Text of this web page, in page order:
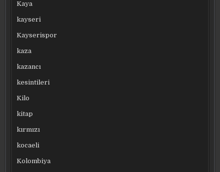
Kaya
kayseri
Kayserispor
kaza
kazancı
kesintileri
Kilo
kitap
kırmızı
kocaeli
Kolombiya